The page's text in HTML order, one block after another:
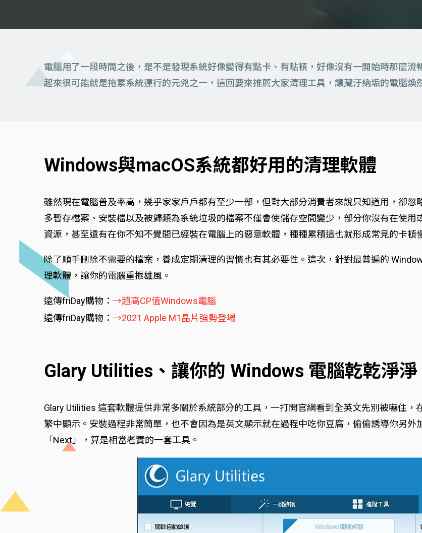
電腦用了一段時間之後，是不是發現系統好像變得有點卡、有點頓，好像沒有一開始時那麼
起來很可能就是拖累系統運行的元兇之一，這回要來推薦大家清理工具，讓藏汙納垢的電腦煥
Windows與macOS系統都好用的清理軟體
雖然現在電腦普及率高，幾乎家家戶戶都有至少一部，但對大部分消費者來說只知道用，卻
多暫存檔案、安裝檔以及被歸類為系統垃圾的檔案不僅會使儲存空間變少，部分你沒有在使
資源，甚至還有在你不知不覺間已經裝在電腦上的惡意軟體，種種累積這也就形成常見的卡頓
除了順手刪除不需要的檔案，養成定期清理的習慣也有其必要性。這次，針對最普遍的
理軟體，讓你的電腦重振雄風。
遠傳friDay購物： →超高CP值Windows電腦
遠傳friDay購物： →2021 Apple M1晶片強勢登場
Glary Utilities、讓你的 Windows 電腦乾乾淨淨
Glary Utilities 這套軟體提供非常多關於系統部分的工具，一打開官網看到全英文先別被嚇住
繁中顯示。安裝過程非常簡單，也不會因為是英文顯示就在過程中吃你豆腐，偷偷誘導你另
「Next」，算是相當老實的一套工具。